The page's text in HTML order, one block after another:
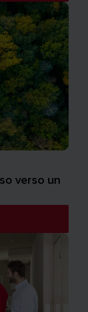
verso un